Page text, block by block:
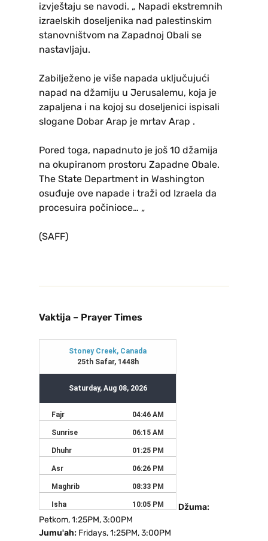
izvještaju se navodi. „ Napadi ekstremnih
izraelskih doseljenika nad palestinskim
stanovništvom na Zapadnoj Obali se
nastavljaju.
Zabilježeno je više napada uključujući
napad na džamiju u Jerusalemu, koja je
zapaljena i na kojoj su doseljenici ispisali
slogane Dobar Arap je mrtav Arap .
Pored toga, napadnuto je još 10 džamija
na okupiranom prostoru Zapadne Obale.
The State Department in Washington
osuđuje ove napade i traži od Izraela da
procesuira počinioce… „
(SAFF)
Vaktija – Prayer Times
Džuma:
Petkom, 1:25PM, 3:00PM
Jumu'ah: Fridays, 1:25PM, 3:00PM